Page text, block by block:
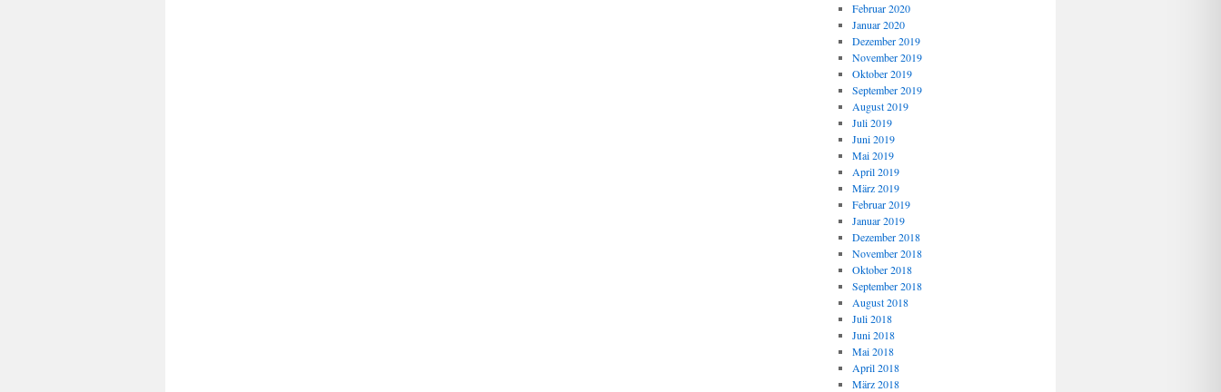
Februar 2020
Januar 2020
Dezember 2019
November 2019
Oktober 2019
September 2019
August 2019
Juli 2019
Juni 2019
Mai 2019
April 2019
März 2019
Februar 2019
Januar 2019
Dezember 2018
November 2018
Oktober 2018
September 2018
August 2018
Juli 2018
Juni 2018
Mai 2018
April 2018
März 2018